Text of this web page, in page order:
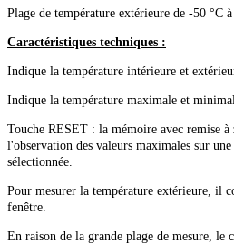
Plage de température extérieure de -50 °C
Caractéristiques techniques :
Indique la température intérieure et
Indique la température maximale et
Touche RESET : la mémoire avec remise à
l'observation des valeurs maximales sur
sélectionnée.
Pour mesurer la température extérieure, il
fenêtre.
En raison de la grande plage de mesure, le